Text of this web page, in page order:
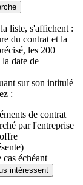
liste, s'affichent :
du contrat et la
les 200
date de
sur son intitulé
:
de contrat
par l'entreprise
échéant
intéressent